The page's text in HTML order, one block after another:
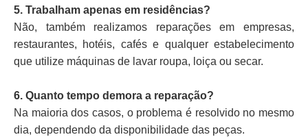
5. Trabalham apenas em residências?
Não, também realizamos reparações em empresas,
restaurantes, hotéis, cafés e qualquer estabelecimento
que utilize máquinas de lavar roupa, loiça ou secar.
6. Quanto tempo demora a reparação?
Na maioria dos casos, o problema é resolvido no mesmo
dia, dependendo da disponibilidade das peças.